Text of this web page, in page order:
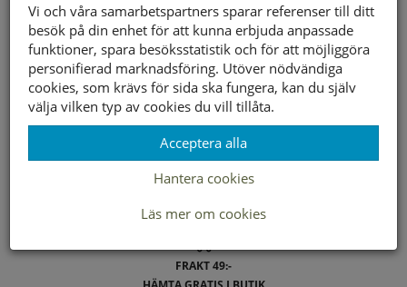
Lagerstatus per butik
Butik
37 38 39 40
41
Borlänge
LEVERANS INOM 2-4 DAGAR INOM SVERIGE
FRAKT 49:-
Vi och våra samarbetspartners sparar referenser till ditt
besök på din enhet för att kunna erbjuda anpassade
funktioner, spara besöksstatistik och för att möjliggöra
personifierad marknadsföring. Utöver nödvändiga
cookies, som krävs för sida ska fungera, kan du själv
välja vilken typ av cookies du vill tillåta.
Acceptera alla
Hantera cookies
Läs mer om cookies